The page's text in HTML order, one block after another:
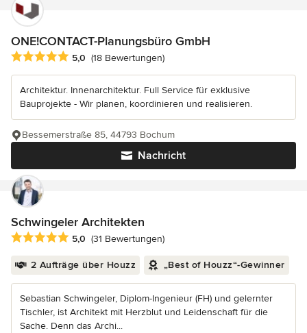
ONE!CONTACT-Planungsbüro GmbH
Durchschnittliche Bewertung: 5 von 5 Sternen
5,0 (18 Bewertungen)
Architektur. Innenarchitektur. Full Service für exklusive
Bauprojekte - Wir planen, koordinieren und realisieren.
Nachricht
Bessemerstraße 85, 44793 Bochum
Schwingeler Architekten
Durchschnittliche Bewertung: 5 von 5 Sternen
5,0 (31 Bewertungen)
2 Aufträge über Houzz „Best of Houzz“-Gewinner
Sebastian Schwingeler, Diplom-Ingenieur (FH) und gelernter
Tischler, ist Architekt mit Herzblut und Leidenschaft für die
Sache. Denn das Archi...